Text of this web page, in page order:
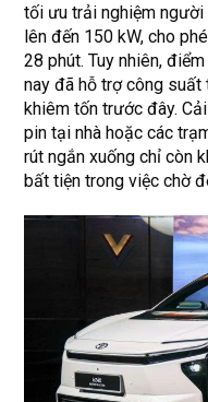
tối ưu trải nghiệm người
lên đến 150 kW, cho
28 phút. Tuy nhiên,
nay đã hỗ trợ công
khiêm tốn trước đây.
pin tại nhà hoặc các
rút ngắn xuống chỉ còn
bất tiện trong việc chờ